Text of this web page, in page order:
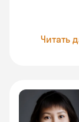
Читать